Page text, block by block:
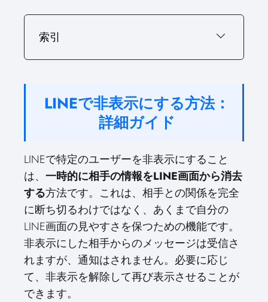
索引
LINEで非表示にする方法：
詳細ガイド
LINEで特定のユーザーを非表示にすること
は、 一時的に相手の情報をLINE画面から消去
する方法です。これは、相手との関係を完全
に断ち切るわけではなく、あくまで自分の
LINE画面の見やすさを保つための機能です。
非表示にした相手からのメッセージは受信さ
れますが、通知はされません。必要に応じ
て、非表示を解除して再び表示させることが
できます。